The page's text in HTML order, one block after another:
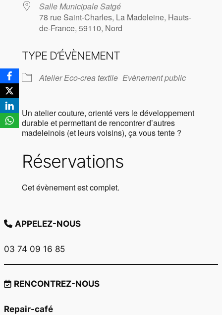
Salle Municipale Satgé
78 rue Saint-Charles, La Madeleine, Hauts-
de-France, 59110, Nord
TYPE D’ÉVÈNEMENT
Atelier Eco-crea textile Evènement public
Un atelier couture, orienté vers le développement
durable et permettant de rencontrer d’autres
madeleinois (et leurs voisins), ça vous tente ?
Réservations
Cet évènement est complet.
APPELEZ-NOUS
03 74 09 16 85
RENCONTREZ-NOUS
Repair-café